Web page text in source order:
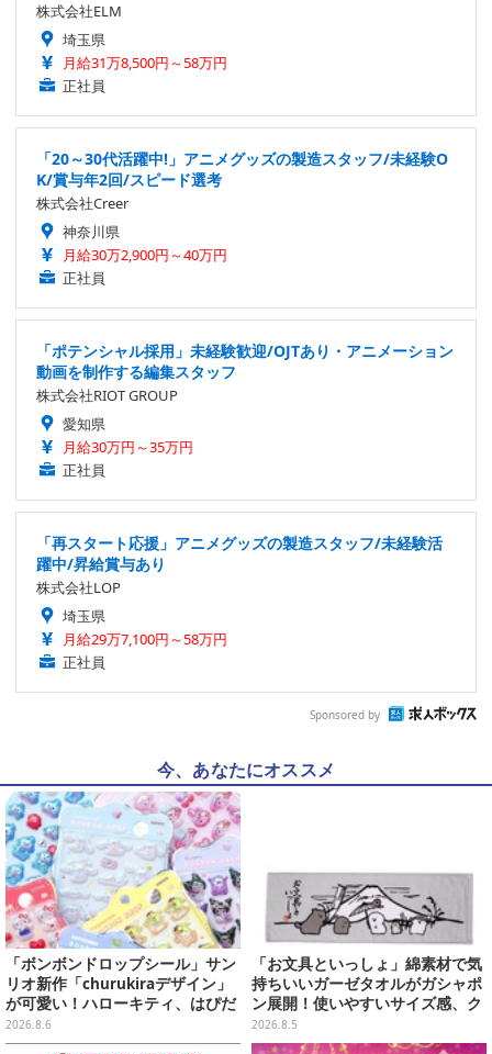
株式会社ELM
埼玉県
月給31万8,500円～58万円
正社員
「20～30代活躍中!」アニメグッズの製造スタッフ/未経験O
K/賞与年2回/スピード選考
株式会社Creer
神奈川県
月給30万2,900円～40万円
正社員
「ポテンシャル採用」未経験歓迎/OJTあり・アニメーション
動画を制作する編集スタッフ
株式会社RIOT GROUP
愛知県
月給30万円～35万円
正社員
「再スタート応援」アニメグッズの製造スタッフ/未経験活
躍中/昇給賞与あり
株式会社LOP
埼玉県
月給29万7,100円～58万円
正社員
Sponsored by
今、あなたにオススメ
「ボンボンドロップシール」サン
リオ新作「churukiraデザイン」
が可愛い！ハローキティ、はぴだ
んぶいなど全8種類が順次展開
2026.8.6
「お文具といっしょ」綿素材で気
持ちいいガーゼタオルがガシャポ
ン展開！使いやすいサイズ感、ク
ールな和柄や可愛らしいお寿司な
ど全4種
2026.8.5